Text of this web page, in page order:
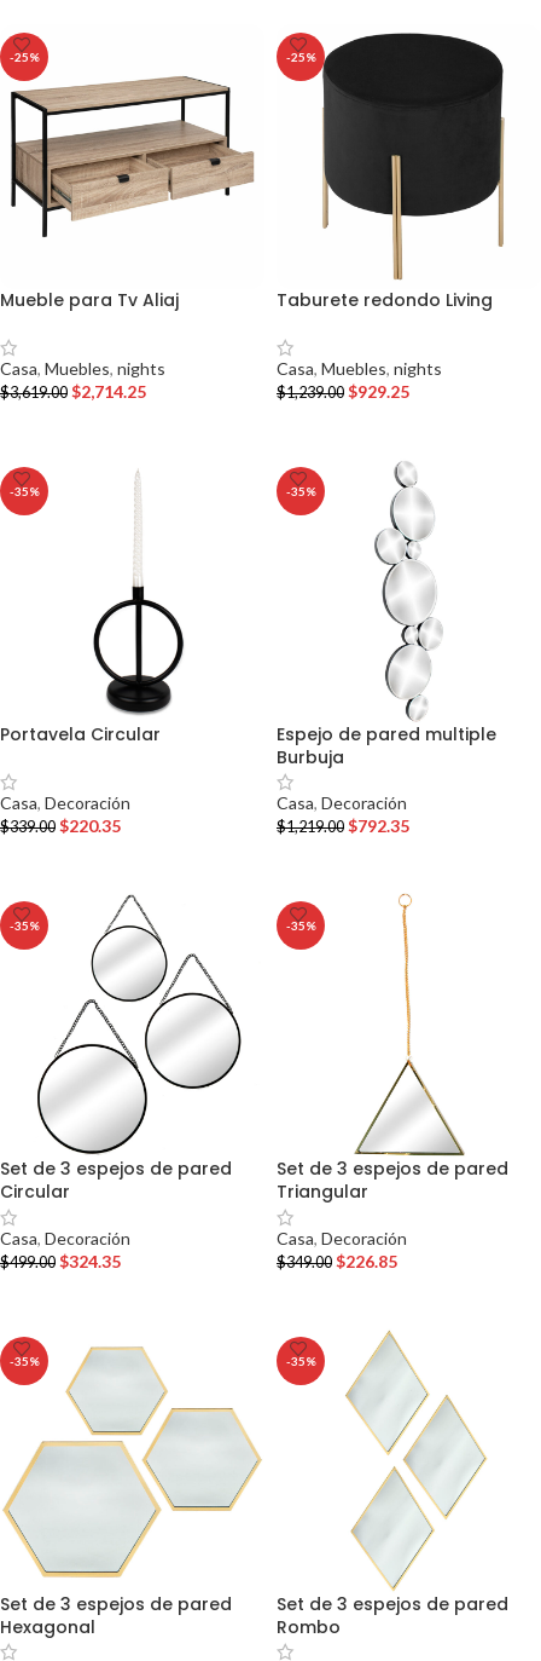
-25%
Mueble para Tv Aliaj
Casa, Muebles, nights
$3,619.00 $2,714.25
-25%
Taburete redondo Living
Casa, Muebles, nights
$1,239.00 $929.25
-35%
Portavela Circular
Casa, Decoración
$339.00 $220.35
-35%
Espejo de pared multiple
Burbuja
Casa, Decoración
$1,219.00 $792.35
-35%
Set de 3 espejos de pared
Circular
Casa, Decoración
$499.00 $324.35
-35%
Set de 3 espejos de pared
Triangular
Casa, Decoración
$349.00 $226.85
-35%
Set de 3 espejos de pared
Hexagonal
-35%
Set de 3 espejos de pared
Rombo